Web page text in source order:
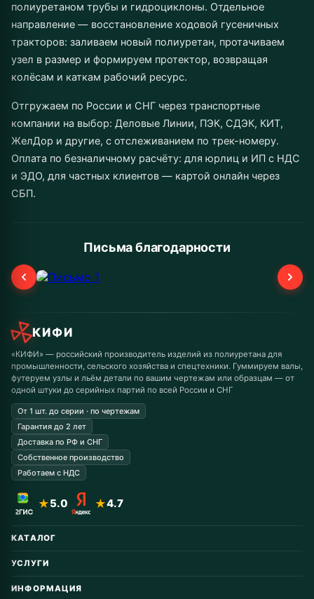
полиуретаном трубы и гидроциклоны. Отдельное
направление — восстановление ходовой гусеничных
тракторов: заливаем новый полиуретан, протачиваем
узел в размер и формируем протектор, возвращая
колёсам и каткам рабочий ресурс.
Отгружаем по России и СНГ через транспортные
компании на выбор: Деловые Линии, ПЭК, СДЭК, КИТ,
ЖелДор и другие, с отслеживанием по трек-номеру.
Оплата по безналичному расчёту: для юрлиц и ИП с НДС
и ЭДО, для частных клиентов — картой онлайн через
СБП.
Письма благодарности
КИФИ
«КИФИ» — российский производитель изделий из полиуретана для
промышленности, сельского хозяйства и спецтехники. Гуммируем валы,
футеруем узлы и льём детали по вашим чертежам или образцам — от
одной штуки до серийных партий по всей России и СНГ
От 1 шт. до серии · по чертежам
Гарантия до 2 лет
Доставка по РФ и СНГ
Собственное производство
Работаем с НДС
★5.0 ★4.7
КАТАЛОГ
Автомобильные запчасти
Дорожная техника
УСЛУГИ
Восстановление колёс
ИНФОРМАЦИЯ